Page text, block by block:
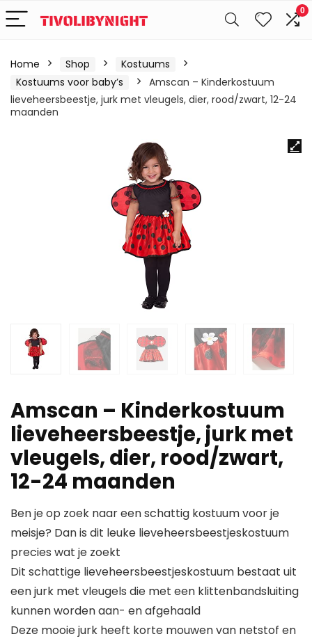
0
Home Shop
Kostuums
Kostuums voor baby’s
Amscan – Kinderkostuum
lieveheersbeestje, jurk met vleugels, dier, rood/zwart, 12-24
maanden
Amscan – Kinderkostuum
lieveheersbeestje, jurk met
vleugels, dier, rood/zwart,
12-24 maanden
Ben je op zoek naar een schattig kostuum voor je
meisje? Dan is dit leuke lieveheersbeestjeskostuum
precies wat je zoekt
Dit schattige lieveheersbeestjeskostuum bestaat uit
een jurk met vleugels die met een klittenbandsluiting
kunnen worden aan- en afgehaald
Deze mooie jurk heeft korte mouwen van netstof en